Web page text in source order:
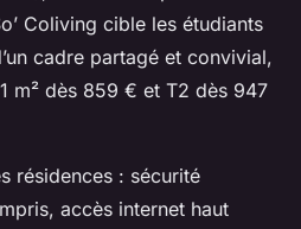
Coliving cible les étudiants
cadre partagé et convivial,
m² dès 859 € et T2 dès 947
résidences : sécurité
accès internet haut